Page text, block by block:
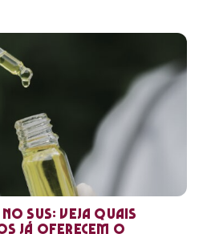
SUS: veja quais
já oferecem o